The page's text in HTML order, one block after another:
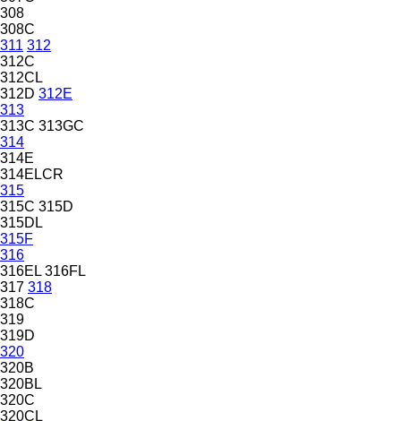
308
308C
311 312
312C
312CL
312D 312E
313
313C 313GC
314
314E
314ELCR
315
315C 315D
315DL
315F
316
316EL 316FL
317 318
318C
319
319D
320
320B
320BL
320C
320CL